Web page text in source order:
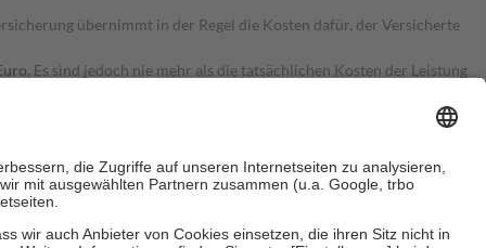
übernimmt in der Regel die Kosten dafür, der Versicherte
Es sind jedoch nie mehr als die tatsächlichen Kosten der Leistung
Zuzahlungen an bei: